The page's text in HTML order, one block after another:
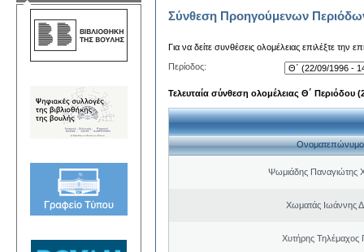
Σύνθεση Προηγούμενων
Για να δείτε συνθέσεις ολομέλειας επιλέξτε την
Περίοδος:
Τελευταία σύνθεση ολομέλειας Θ΄ Περιόδου
Ονοματεπώνυμο
Ψωμιάδης Παναγιώτης
Χωματάς Ιωάννης
Χυτήρης Τηλέμαχος